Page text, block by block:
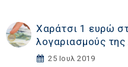
Χαράτσι 1 ευρώ
λογαριασμούς
25 Ιουλ 2019